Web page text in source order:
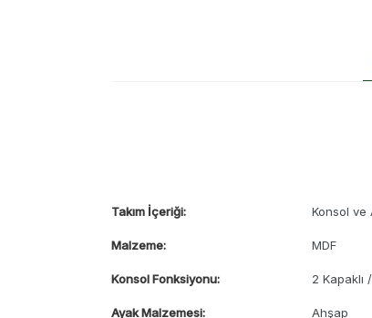
Takım İçeriği: Konsol ve
Malzeme: MDF
Konsol Fonksiyonu: 2 Kapaklı
Ayak Malzemesi: Ahşap